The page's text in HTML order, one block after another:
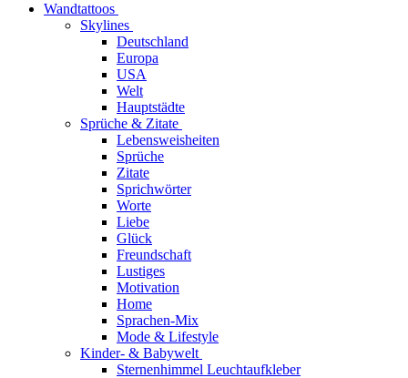
Wandtattoos
Skylines
Deutschland
Europa
USA
Welt
Hauptstädte
Sprüche & Zitate
Lebensweisheiten
Sprüche
Zitate
Sprichwörter
Worte
Liebe
Glück
Freundschaft
Lustiges
Motivation
Home
Sprachen-Mix
Mode & Lifestyle
Kinder- & Babywelt
Sternenhimmel Leuchtaufkleber